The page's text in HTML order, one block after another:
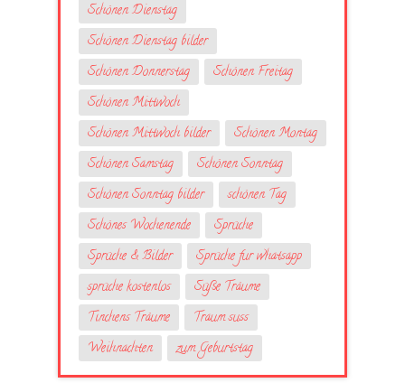
Schönen Dienstag
Schönen Dienstag bilder
Schönen Donnerstag
Schönen Freitag
Schönen Mittwoch
Schönen Mittwoch bilder
Schönen Montag
Schönen Samstag
Schönen Sonntag
Schönen Sonntag bilder
schönen Tag
Schönes Wochenende
Sprüche
Sprüche & Bilder
Sprüche fur whatsapp
sprüche kostenlos
Süße Träume
Tinchens Träume
Traum suss
Weihnachten
zum Geburtstag